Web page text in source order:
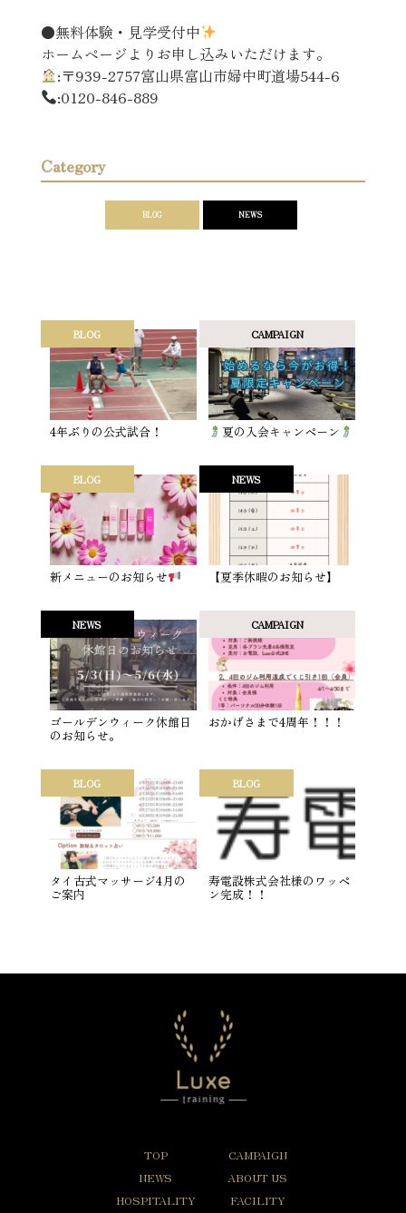
●無料体験・見学受付中
ホームページよりお申し込みいただけます。
:〒939-2757富山県富山市婦中町道場544-6
:0120-846-889
Category
BLOG NEWS
BLOG
4年ぶりの公式試合！
CAMPAIGN
夏の入会キャンペーン
BLOG
新メニューのお知らせ
NEWS
【夏季休暇のお知らせ】
NEWS
ゴールデンウィーク休館日
のお知らせ。
CAMPAIGN
おかげさまで4周年！！！
BLOG
タイ古式マッサージ4月の
ご案内
BLOG
寿電設株式会社様のワッペ
ン完成！！
TOP
NEWS
HOSPITALITY
CAMPAIGN
ABOUT US
FACILITY